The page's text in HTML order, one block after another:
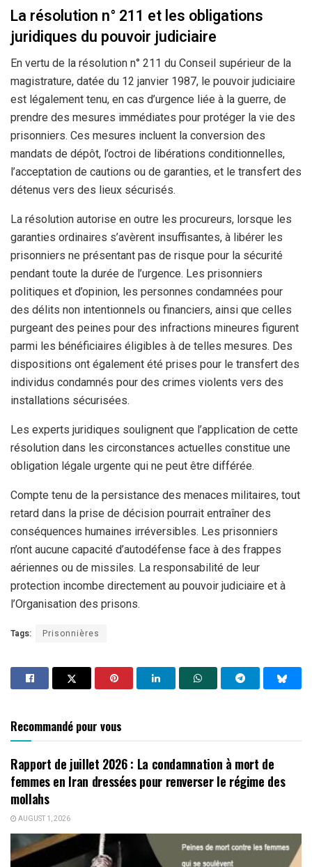
La résolution n° 211 et les obligations
juridiques du pouvoir judiciaire
En vertu de la résolution n° 211 du Conseil supérieur de la
magistrature, datée du 12 janvier 1987, le pouvoir judiciaire
est légalement tenu, en cas d’urgence liée à la guerre, de
prendre des mesures immédiates pour protéger la vie des
prisonniers. Ces mesures incluent la conversion des
mandats de dépôt, l’octroi de libérations conditionnelles,
l’acceptation de cautions ou de garanties, et le transfert des
détenus vers des lieux sécurisés.
La résolution autorise en outre les procureurs, lorsque les
garanties ordinaires s’avèrent insuffisantes, à libérer les
prisonniers ne présentant pas de risque pour la sécurité
pendant toute la durée de l’urgence. Les prisonniers
politiques et d’opinion, les personnes condamnées pour
des délits non intentionnels ou financiers, ainsi que celles
purgeant des peines pour des infractions mineures figurent
parmi les bénéficiaires éligibles à de telles mesures. Des
dispositions ont également été prises pour le transfert des
individus condamnés pour des crimes violents vers des
installations sécurisées.
Les experts juridiques soulignent que l’application de cette
résolution dans les circonstances actuelles constitue une
obligation légale urgente qui ne peut être différée.
Compte tenu de la persistance des menaces militaires, tout
retard dans la prise de décision pourrait entraîner des
conséquences humaines irréversibles. Les prisonniers
n’ont aucune capacité d’autodéfense face à des frappes
aériennes ou de missiles. La responsabilité de leur
protection incombe directement au pouvoir judiciaire et à
l’Organisation des prisons.
Tags: Prisonnières
Recommandé pour vous
Rapport de juillet 2026 : La condamnation à mort de
femmes en Iran dressées pour renverser le régime des
mollahs
AUGUST 1, 2026